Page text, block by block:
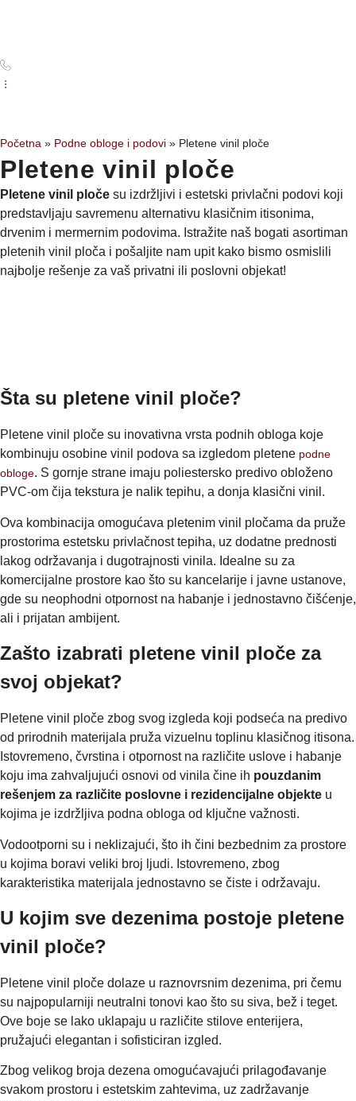
Početna » Podne obloge i podovi » Pletene vinil ploče
Pletene vinil ploče
Pletene vinil ploče su izdržljivi i estetski privlačni podovi koji
predstavljaju savremenu alternativu klasičnim itisonima,
drvenim i mermernim podovima. Istražite naš bogati asortiman
pletenih vinil ploča i pošaljite nam upit kako bismo osmislili
najbolje rešenje za vaš privatni ili poslovni objekat!
Šta su pletene vinil ploče?
Pletene vinil ploče su inovativna vrsta podnih obloga koje
kombinuju osobine vinil podova sa izgledom pletene podne
obloge. S gornje strane imaju poliestersko predivo obloženo
PVC-om čija tekstura je nalik tepihu, a donja klasični vinil.
Ova kombinacija omogućava pletenim vinil pločama da pruže
prostorima estetsku privlačnost tepiha, uz dodatne prednosti
lakog održavanja i dugotrajnosti vinila. Idealne su za
komercijalne prostore kao što su kancelarije i javne ustanove,
gde su neophodni otpornost na habanje i jednostavno čišćenje,
ali i prijatan ambijent.
Zašto izabrati pletene vinil ploče za
svoj objekat?
Pletene vinil ploče zbog svog izgleda koji podseća na predivo
od prirodnih materijala pruža vizuelnu toplinu klasičnog itisona.
Istovremeno, čvrstina i otpornost na različite uslove i habanje
koju ima zahvaljujući osnovi od vinila čine ih pouzdanim
rešenjem za različite poslovne i rezidencijalne objekte u
kojima je izdržljiva podna obloga od ključne važnosti.
Vodootporni su i neklizajući, što ih čini bezbednim za prostore
u kojima boravi veliki broj ljudi. Istovremeno, zbog
karakteristika materijala jednostavno se čiste i održavaju.
U kojim sve dezenima postoje pletene
vinil ploče?
Pletene vinil ploče dolaze u raznovrsnim dezenima, pri čemu
su najpopularniji neutralni tonovi kao što su siva, bež i teget.
Ove boje se lako uklapaju u različite stilove enterijera,
pružajući elegantan i sofisticiran izgled.
Zbog velikog broja dezena omogućavajući prilagođavanje
svakom prostoru i estetskim zahtevima, uz zadržavanje